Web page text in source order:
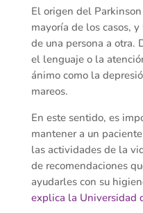
El origen del
mayoría de los casos,
de una persona a otra.
el lenguaje o la
ánimo como la
mareos.
En este sentido, es
mantener a un
las actividades de la
de recomendaciones
ayudarles con su
explica la Universidad